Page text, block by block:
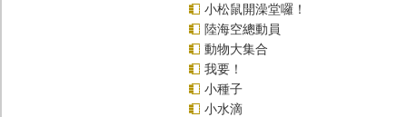
小松鼠開澡堂囉！
陸海空總動員
動物大集合
我要！
小種子
小水滴